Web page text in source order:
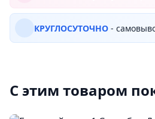
КРУГЛОСУТОЧНО -
С этим товаром